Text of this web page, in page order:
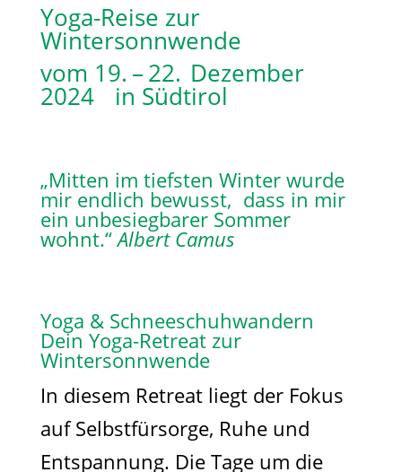
Yoga-Reise zur
Wintersonnwende
vom 19. – 22. Dezember
2024 in Südtirol
„Mitten im tiefsten Winter wurde
mir endlich bewusst, dass in mir
ein unbesiegbarer Sommer
wohnt.“Albert Camus
Yoga & Schneeschuhwandern
Dein Yoga-Retreat zur
Wintersonnwende
In diesem Retreat liegt der Fokus
auf Selbstfürsorge, Ruhe und
Entspannung. Die Tage um die